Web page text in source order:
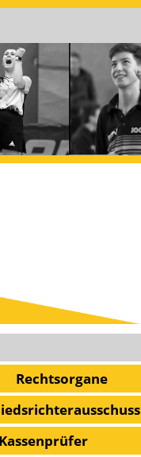
Rechtsorgane
Kassenprüfer